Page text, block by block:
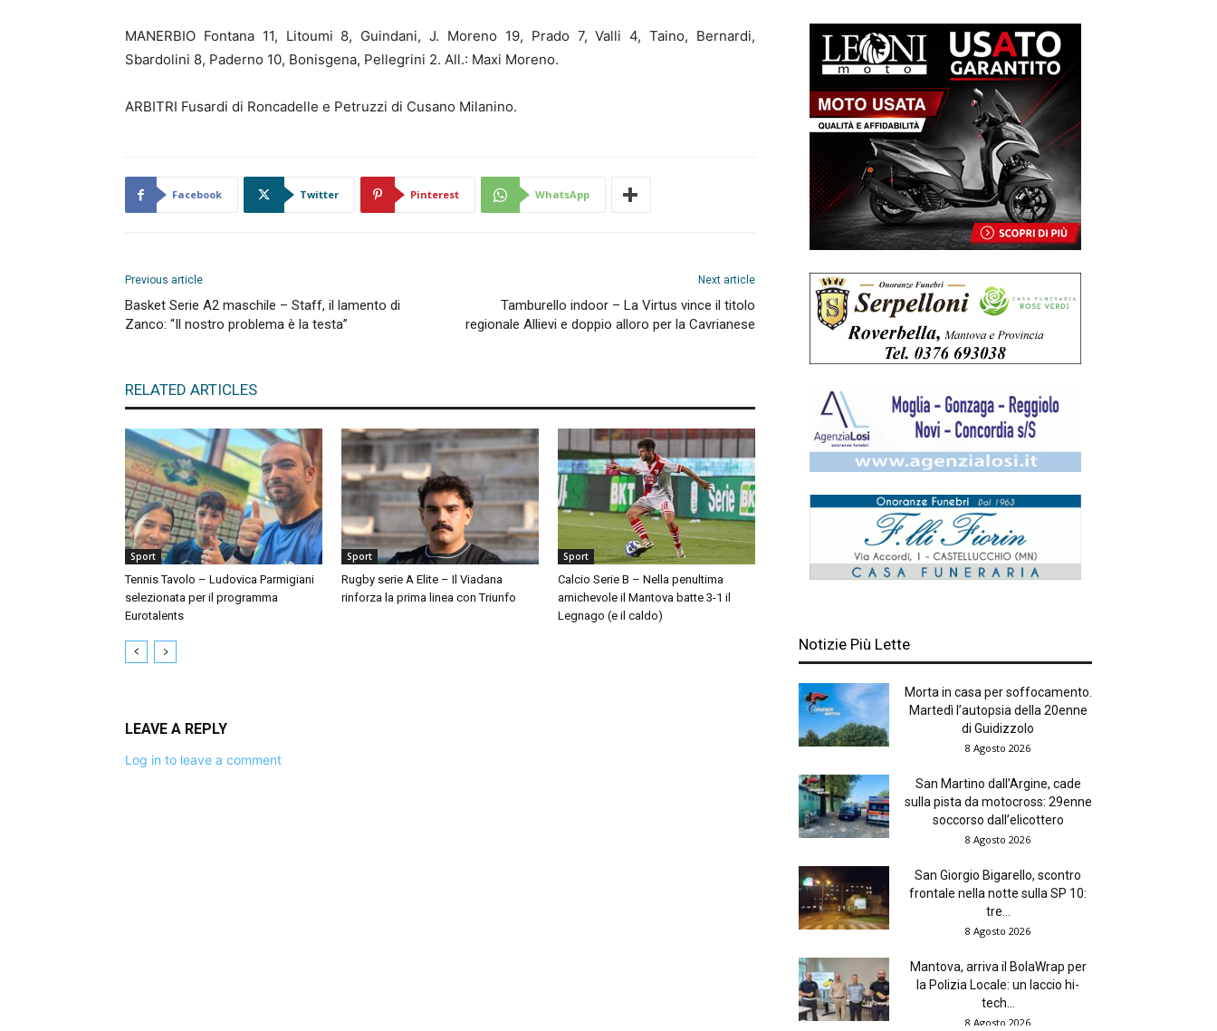
MANERBIO Fontana 11, Litoumi 8, Guindani, J. Moreno 19, Prado 7, Valli 4, Taino, Bernardi,
Sbardolini 8, Paderno 10, Bonisgena, Pellegrini 2. All.: Maxi Moreno.
ARBITRI Fusardi di Roncadelle e Petruzzi di Cusano Milanino.
Facebook Twitter Pinterest WhatsApp
Previous article
Basket Serie A2 maschile – Staff, il lamento di
Zanco: “Il nostro problema è la testa”
Next article
Tamburello indoor – La Virtus vince il titolo
regionale Allievi e doppio alloro per la Cavrianese
RELATED ARTICLES
Sport
Tennis Tavolo – Ludovica Parmigiani
selezionata per il programma
Eurotalents
Sport
Rugby serie A Elite – Il Viadana
rinforza la prima linea con Triunfo
Sport
Calcio Serie B – Nella penultima
amichevole il Mantova batte 3-1 il
Legnago (e il caldo)
LEAVE A REPLY
Log in to leave a comment
Notizie Più Lette
Morta in casa per soffocamento.
Martedì l’autopsia della 20enne
di Guidizzolo
8 Agosto 2026
San Martino dall’Argine, cade
sulla pista da motocross: 29enne
soccorso dall’elicottero
8 Agosto 2026
San Giorgio Bigarello, scontro
frontale nella notte sulla SP 10:
tre...
8 Agosto 2026
Mantova, arriva il BolaWrap per
la Polizia Locale: un laccio hi-
tech...
8 Agosto 2026